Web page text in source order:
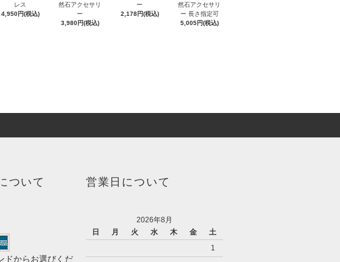
レス
4,950円(税込)
然石アクセサリ
ー
3,980円(税込)
ー
2,178円(税込)
然石アクセサリ
ー 長さ指定可
5,005円(税込)
ついて
ドからお選びくだ
営業日について
2026年8月
日
月 火 水 木 金
土
1